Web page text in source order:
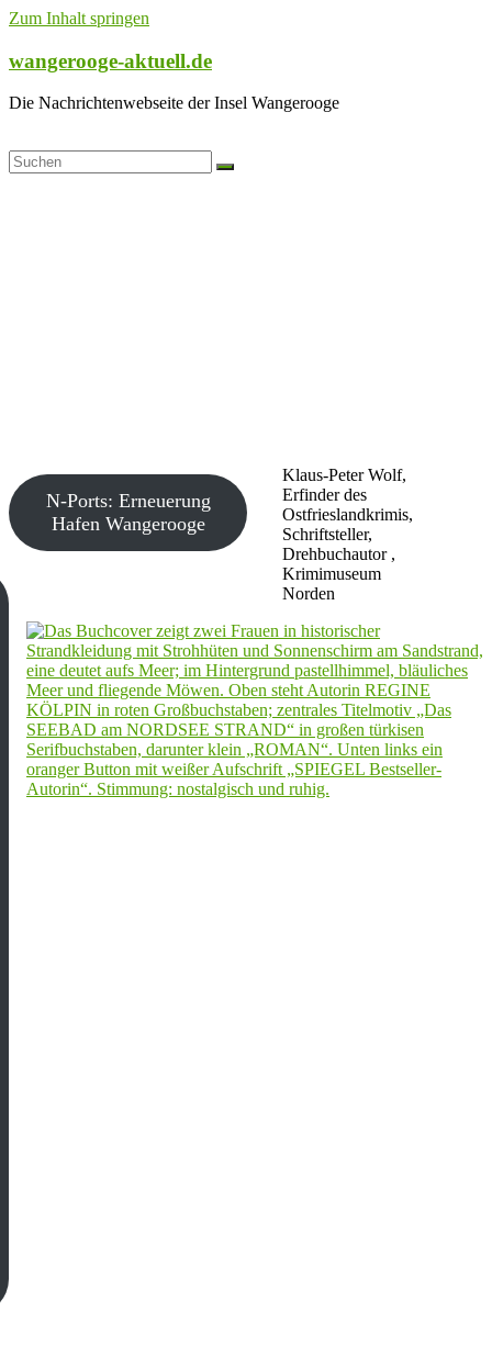
Zum Inhalt springen
wangerooge-aktuell.de
Die Nachrichtenwebseite der Insel Wangerooge
Klaus-Peter Wolf,
Erfinder des
Ostfrieslandkrimis,
Schriftsteller,
Drehbuchautor ,
Krimimuseum
Norden
N-Ports: Erneuerung
Hafen Wangerooge